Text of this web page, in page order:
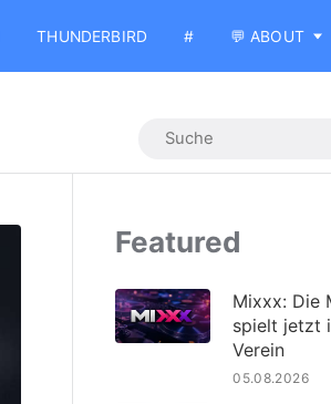
THUNDERBIRD # 💬 ABOUT
Featured
Mixxx: Die
spielt jetzt
Verein
05.08.2026